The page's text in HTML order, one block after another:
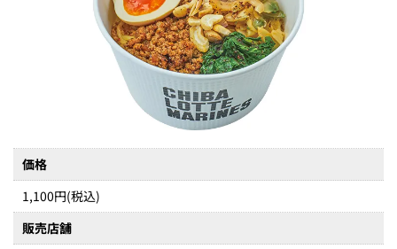
価格
1,100円(税込)
販売店舗